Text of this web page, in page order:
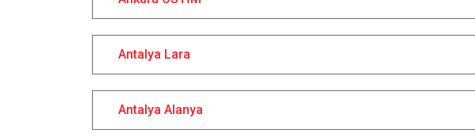
Antalya Lara
Antalya Alanya